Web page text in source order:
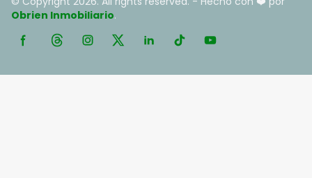
Obrien Inmobiliario.